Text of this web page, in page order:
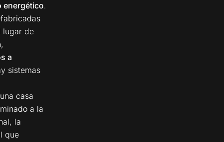
energético.
lugar de
a
sistemas
casa
a la
la
que